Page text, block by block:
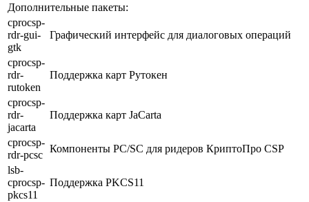
Дополнительные пакеты:
cprocsp-
rdr-gui-
gtk
Графический интерфейс для диалоговых операций
cprocsp-
rdr-
rutoken
Поддержка карт Рутокен
cprocsp-
rdr-
jacarta
Поддержка карт JaCarta
cprocsp-
rdr-pcsc
Компоненты PC/SC для ридеров КриптоПро CSP
lsb-
cprocsp-
pkcs11
Поддержка PKCS11